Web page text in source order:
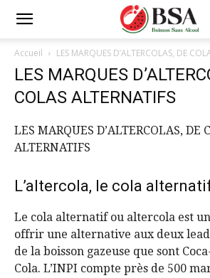
Accueil LES MARQUES D’ALTERCOLAS, DE
LES MARQUES
COLAS ALTERNATIFS
LES MARQUES D’ALTERCOLAS, DE
ALTERNATIFS
L’altercola, le cola
Le cola alternatif ou altercola est
offrir une alternative aux deux
de la boisson gazeuse que sont
Cola. L’INPI compte près de 500